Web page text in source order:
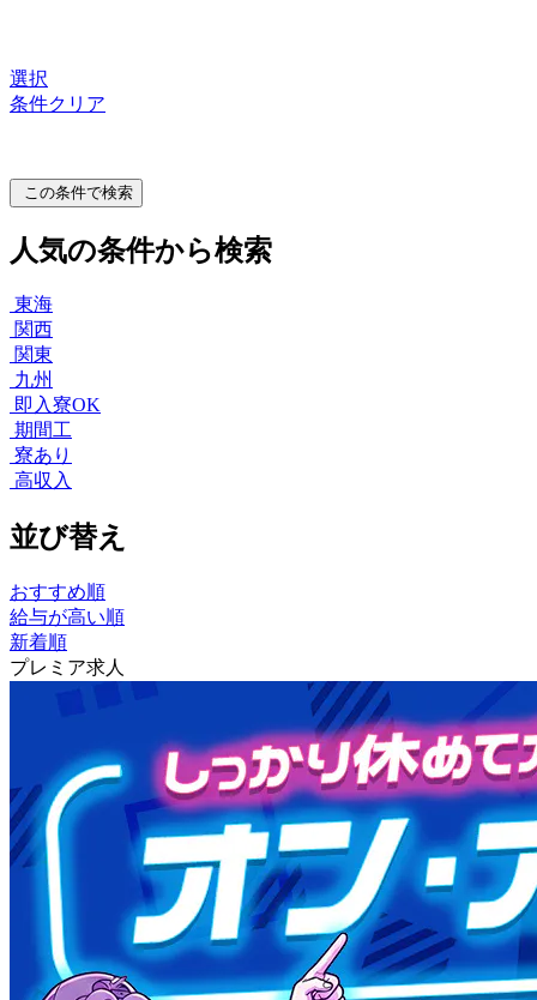
選択
条件クリア
この条件で検索
人気の条件から検索
東海
関西
関東
九州
即入寮OK
期間工
寮あり
高収入
並び替え
おすすめ順
給与が高い順
新着順
プレミア求人